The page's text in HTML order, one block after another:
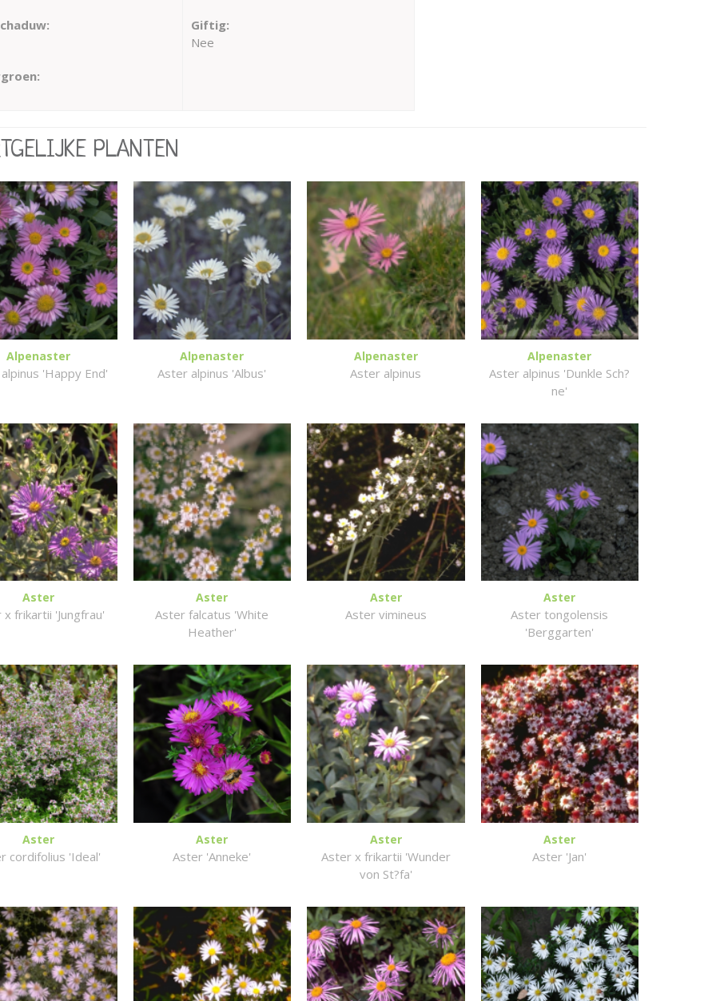
Giftig:
Nee
PLANTEN
Alpenaster
'Happy End'
Alpenaster
Aster alpinus 'Albus'
Alpenaster
Aster alpinus
Alpenaster
Aster alpinus 'Dunkle Sch?
ne'
Aster
x frikartii 'Jungfrau'
Aster
Aster falcatus 'White
Heather'
Aster
Aster vimineus
Aster
Aster tongolensis
'Berggarten'
Aster
cordifolius 'Ideal'
Aster
Aster 'Anneke'
Aster
Aster x frikartii 'Wunder
von St?fa'
Aster
Aster 'Jan'